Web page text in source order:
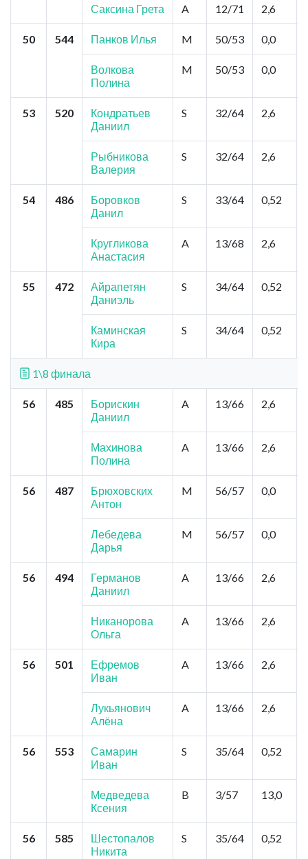
Саксина Грета A 12/71 2,6
50 544 Панков Илья M 50/53 0,0
Волкова
Полина
M 50/53 0,0
53 520
Кондратьев
Даниил
S 32/64 2,6
Рыбникова
Валерия
S 32/64 2,6
54 486
Боровков
Данил
S 33/64 0,52
Кругликова
Анастасия
A 13/68 2,6
55 472
Айрапетян
Даниэль
S 34/64 0,52
Каминская
Кира
S 34/64 0,52
1\8 финала
56 485
Борискин
Даниил
A 13/66 2,6
Махинова
Полина
A 13/66 2,6
56 487
Брюховских
Антон
M 56/57 0,0
Лебедева
Дарья
M 56/57 0,0
56 494
Германов
Даниил
A 13/66 2,6
Никанорова
Ольга
A 13/66 2,6
56 501
Ефремов
Иван
A 13/66 2,6
Лукьянович
Алёна
A 13/66 2,6
56 553
Самарин
Иван
S 35/64 0,52
Медведева
Ксения
B 3/57 13,0
56 585
Шестопалов
Никита
S 35/64 0,52